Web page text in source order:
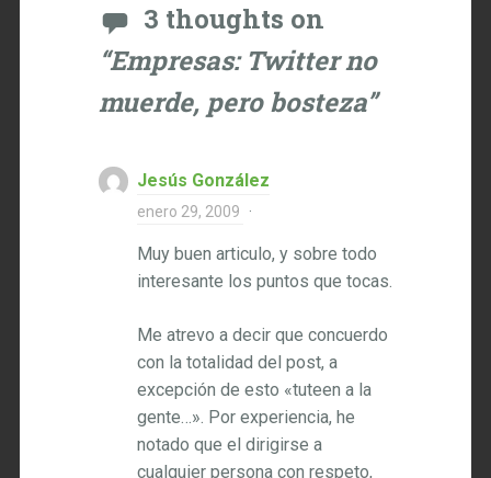
3 thoughts on
“Empresas: Twitter no
muerde, pero bosteza”
Jesús González
enero 29, 2009 ·
Muy buen articulo, y sobre todo
interesante los puntos que tocas.
Me atrevo a decir que concuerdo
con la totalidad del post, a
excepción de esto «tuteen a la
gente…». Por experiencia, he
notado que el dirigirse a
cualquier persona con respeto,